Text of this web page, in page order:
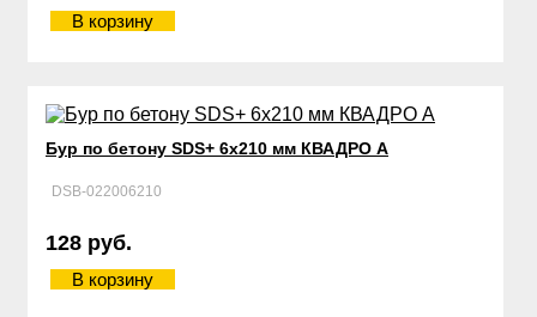
В корзину
Бур по бетону SDS+ 6х210 мм КВАДРО А
DSB-022006210
128 руб.
В корзину